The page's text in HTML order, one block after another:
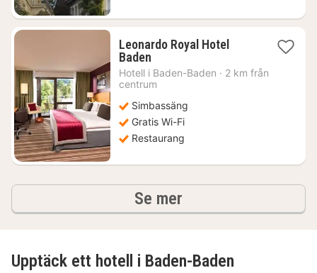
Leonardo Royal Hotel
Baden1
natt
från
kr.
Hotell i Baden-Baden · 2 km från
centrum
Simbassäng
Gratis Wi-Fi
Restaurang
Se mer
Upptäck ett hotell i Baden-Baden